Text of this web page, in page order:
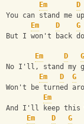
Em
D
You can stand me
Em
D
G
But I won't back
Em D
G
No I'll, stand my
Em
D
G
Won't be turned
Em
And I'll keep this
Em
D
G